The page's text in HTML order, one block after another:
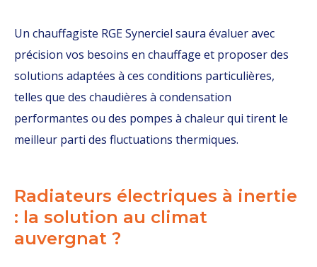
Un chauffagiste RGE Synerciel saura évaluer avec
précision vos besoins en chauffage et proposer des
solutions adaptées à ces conditions particulières,
telles que des chaudières à condensation
performantes ou des pompes à chaleur qui tirent le
meilleur parti des fluctuations thermiques.
Radiateurs électriques à inertie
: la solution au climat
auvergnat ?